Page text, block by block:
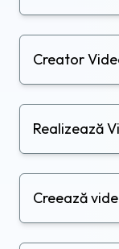
Creator
Realizează
Creează